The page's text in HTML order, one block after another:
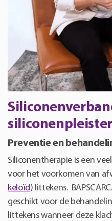
Preventie en
Siliconentherapie is een
voor het voorkomen van
keloïd) littekens.
geschikt voor de
littekens wanneer deze